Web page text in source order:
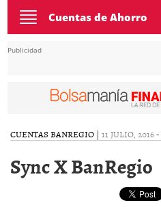
Toggle
navigation
Cuentas de Ahorro
Publicidad
CUENTAS BANREGIO | 11 JULIO, 2016-
Sync X BanRegio